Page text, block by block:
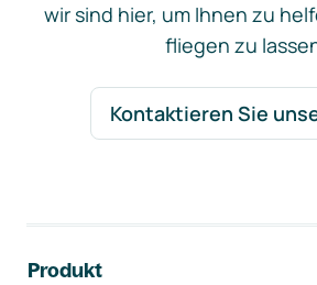
wir sind hier, um Ihnen zu
fliegen zu
Kontaktieren Sie
Produkt